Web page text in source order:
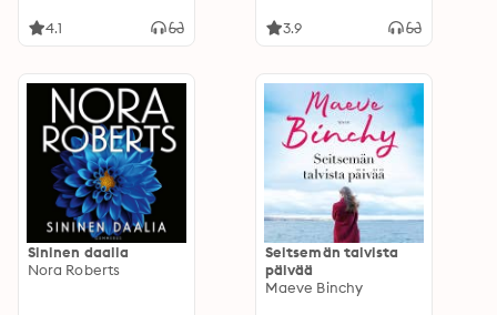
4.1 3.9
Sininen daalia
Nora Roberts
Seitsemän talvista
päivää
Maeve Binchy